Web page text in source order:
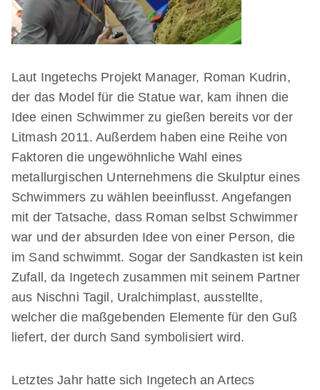
Laut Ingetechs Projekt Manager, Roman Kudrin,
der das Model für die Statue war, kam ihnen die
Idee einen Schwimmer zu gießen bereits vor der
Litmash 2011. Außerdem haben eine Reihe von
Faktoren die ungewöhnliche Wahl eines
metallurgischen Unternehmens die Skulptur eines
Schwimmers zu wählen beeinflusst. Angefangen
mit der Tatsache, dass Roman selbst Schwimmer
war und der absurden Idee von einer Person, die
im Sand schwimmt. Sogar der Sandkasten ist kein
Zufall, da Ingetech zusammen mit seinem Partner
aus Nischni Tagil, Uralchimplast, ausstellte,
welcher die maßgebenden Elemente für den Guß
liefert, der durch Sand symbolisiert wird.
Letztes Jahr hatte sich Ingetech an Artecs